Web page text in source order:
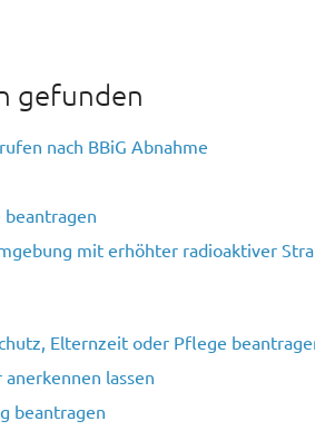
gefunden
nach BBiG Abnahme
mit erhöhter radioaktiver
Elternzeit oder Pflege
lassen
beantragen